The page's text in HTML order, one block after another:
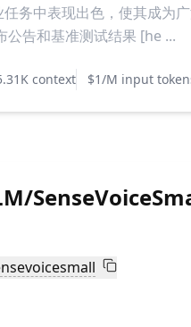
务中表现出色，使其成为
公告和基准测试结果 [he ...
context $1/M input